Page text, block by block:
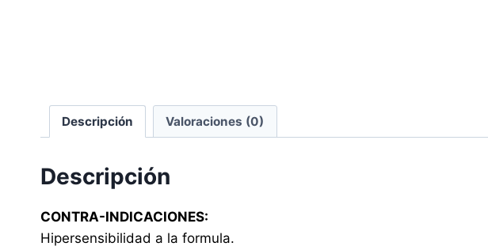
Descripción Valoraciones (0)
Descripción
CONTRA-INDICACIONES:
Hipersensibilidad a la formula.